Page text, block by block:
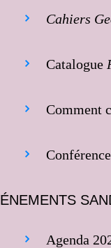
Cahiers
Catalogue
Comment
Agenda